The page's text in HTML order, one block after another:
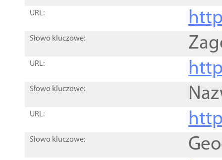
URL:
Słowo kluczowe:
URL:
Słowo kluczowe:
URL:
Słowo kluczowe: